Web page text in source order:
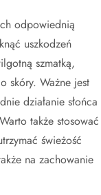
odpowiednią
uszkodzeń
szmatką,
skóry. Ważne jest
działanie słońca
także stosować
świeżość
na zachowanie